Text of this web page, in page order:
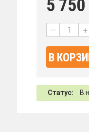
5 750
— +
В
Статус: В